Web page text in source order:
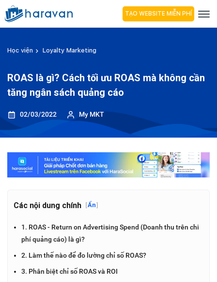
TẠO WEBSITE MIỄN PHÍ
Học viện Loyalty Marketing
ROAS là gì? Cách tối ưu ROAS mà không cần
tăng ngân sách quảng cáo
02/03/2022 My MKT
Các nội dung chính [Ẩn]
1. ROAS - Return on Advertising Spend (Doanh thu trên chi
phí quảng cáo) là gì?
2. Làm thế nào để đo lường chỉ số ROAS?
3. Phân biệt chỉ số ROAS và ROI